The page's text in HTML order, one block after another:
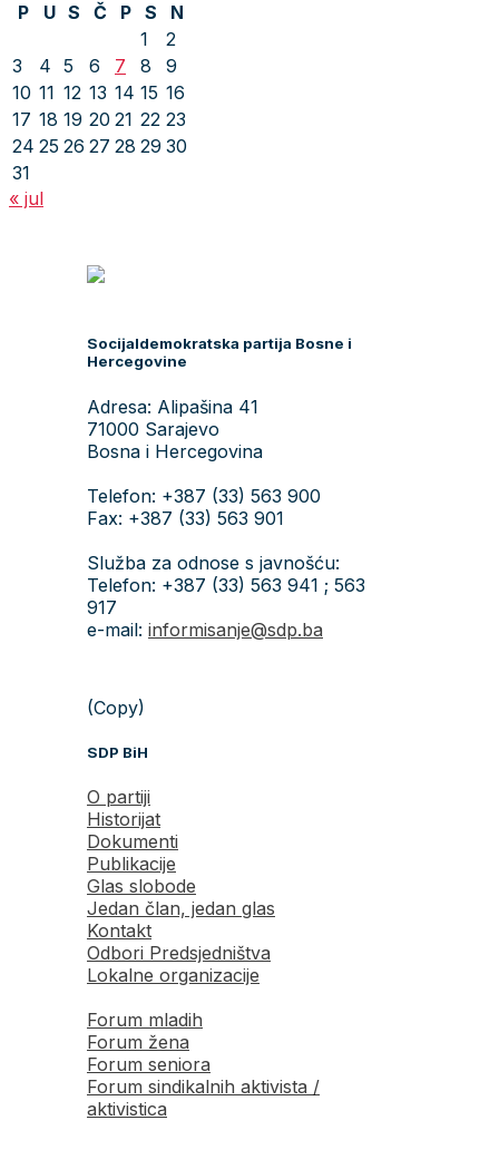
P
U S Č P S
N
1
2
3
4 5 6 7 8
9
10 11 12 13 14 15 16
17 18 19 20 21 22 23
24 25 26 27 28 29 30
31
« jul
Socijaldemokratska partija Bosne i
Hercegovine
Adresa: Alipašina 41
71000 Sarajevo
Bosna i Hercegovina
Telefon: +387 (33) 563 900
Fax: +387 (33) 563 901
Služba za odnose s javnošću:
Telefon: +387 (33) 563 941 ; 563
917
e-mail: informisanje@sdp.ba
(Copy)
SDP BiH
O partiji
Historijat
Dokumenti
Publikacije
Glas slobode
Jedan član, jedan glas
Kontakt
Odbori Predsjedništva
Lokalne organizacije
Forum mladih
Forum žena
Forum seniora
Forum sindikalnih aktivista /
aktivistica